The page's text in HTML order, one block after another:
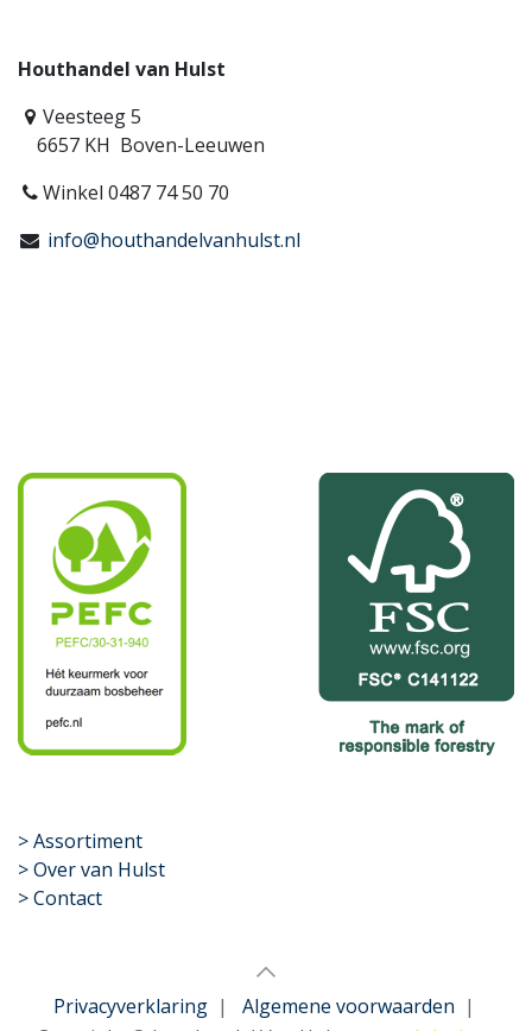
Houthandel van Hulst
Veesteeg 5
6657 KH Boven-Leeuwen
Winkel 0487 74 50 70
info@houthandelvanhulst.nl
​>Assortiment
> Over van Hulst
> Contact
Privacyverklaring| Algemene voorwaarden |